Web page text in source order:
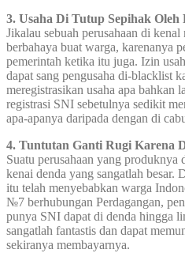
3. Usaha Di Tutup Sepihak Oleh
Jikalau sebuah perusahaan di
berbahaya buat warga, karenanya
pemerintah ketika itu juga. Izin
dapat sang pengusaha di-blacklist
meregistrasikan usaha apa bahkan
registrasi SNI sebetulnya sedikit
apa-apanya daripada dengan di
4. Tuntutan Ganti Rugi Karena
Suatu perusahaan yang produknya
kenai denda yang sangatlah besar.
itu telah menyebabkan warga
№7 berhubungan Perdagangan,
punya SNI dapat di denda hingga
sangatlah fantastis dan dapat
sekiranya membayarnya.